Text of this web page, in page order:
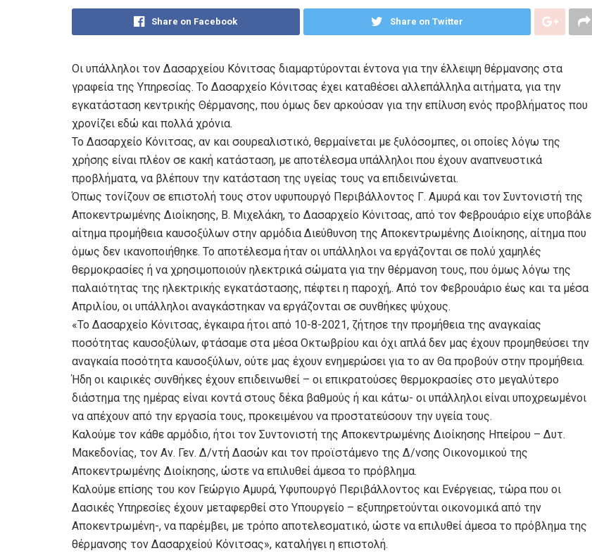
Share on Facebook Share on Twitter
Οι υπάλληλοι τον Δασαρχείου Κόνιτσας διαμαρτύρονται έντονα για την έλλειψη θέρμανσης στα
γραφεία της Υπηρεσίας. Το Δασαρχείο Κόνιτσας έχει καταθέσει αλλεπάλληλα αιτήματα, για την
εγκατάσταση κεντρικής Θέρμανσης, που όμως δεν αρκούσαν για την επίλυση ενός προβλήματος που
χρονίζει εδώ και πολλά χρόνια.
Το Δασαρχείο Κόνιτσας, αν και σουρεαλιστικό, θερμαίνεται με ξυλόσομπες, οι οποίες λόγω της
χρήσης είναι πλέον σε κακή κατάσταση, με αποτέλεσμα υπάλληλοι που έχουν αναπνευστικά
προβλήματα, να βλέπουν την κατάσταση της υγείας τους να επιδεινώνεται.
Όπως τονίζουν σε επιστολή τους στον υφυπουργό Περιβάλλοντος Γ. Αμυρά και τον Συντονιστή της
Αποκεντρωμένης Διοίκησης, Β. Μιχελάκη, το Δασαρχείο Κόνιτσας, από τον Φεβρουάριο είχε
αίτημα προμήθεια καυσοξύλων στην αρμόδια Διεύθυνση της Αποκεντρωμένης Διοίκησης, αίτημα που
όμως δεν ικανοποιήθηκε. Το αποτέλεσμα ήταν οι υπάλληλοι να εργάζονται σε πολύ χαμηλές
θερμοκρασίες ή να χρησιμοποιούν ηλεκτρικά σώματα για την θέρμανση τους, που όμως λόγω της
παλαιότητας της ηλεκτρικής εγκατάστασης, πέφτει η παροχή,. Από τον Φεβρουάριο έως και τα μέσα
Απριλίου, οι υπάλληλοι αναγκάστηκαν να εργάζονται σε συνθήκες ψύχους.
«Το Δασαρχείο Κόνιτσας, έγκαιρα ήτοι από 10-8-2021, ζήτησε την προμήθεια της αναγκαίας
ποσότητας καυσοξύλων, φτάσαμε στα μέσα Οκτωβρίου και όχι απλά δεν μας έχουν προμηθεύσει την
αναγκαία ποσότητα καυσοξύλων, ούτε μας έχουν ενημερώσει για το αν Θα προβούν στην προμήθεια.
Ήδη οι καιρικές συνθήκες έχουν επιδεινωθεί – οι επικρατούσες θερμοκρασίες στο μεγαλύτερο
διάστημα της ημέρας είναι κοντά στους δέκα βαθμούς ή και κάτω- οι υπάλληλοι είναι υποχρεωμένοι
να απέχουν από την εργασία τους, προκειμένου να προστατεύσουν την υγεία τους.
Καλούμε τον κάθε αρμόδιο, ήτοι τον Συντονιστή της Αποκεντρωμένης Διοίκησης Ηπείρου – Δυτ.
Μακεδονίας, τον Αν. Γεν. Δ/ντή Δασών και τον προϊστάμενο της Δ/νσης Οικονομικού της
Αποκεντρωμένης Διοίκησης, ώστε να επιλυθεί άμεσα το πρόβλημα.
Καλούμε επίσης του κον Γεώργιο Αμυρά, Υφυπουργό Περιβάλλοντος και Ενέργειας, τώρα που οι
Δασικές Υπηρεσίες έχουν μεταφερθεί στο Υπουργείο – εξυπηρετούνται οικονομικά από την
Αποκεντρωμένη-, να παρέμβει, με τρόπο αποτελεσματικό, ώστε να επιλυθεί άμεσα το πρόβλημα της
θέρμανσης τον Δασαρχείού Κόνιτσας», καταλήγει η επιστολή.